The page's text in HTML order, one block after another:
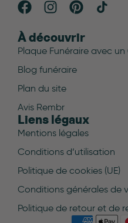
À découvrir
Plaque Funéraire avec
Blog funéraire
Plan du site
Avis Rembr
Liens légaux
Mentions légales
Conditions d’utilisation
Politique de cookies (UE)
Conditions générales de
Politique de retour et de